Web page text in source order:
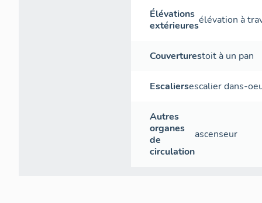
Élévations
extérieuresélévation à
Couverturestoit à un pan
Escaliersescalier dans-
Autres
organes
de
circulation
ascenseur